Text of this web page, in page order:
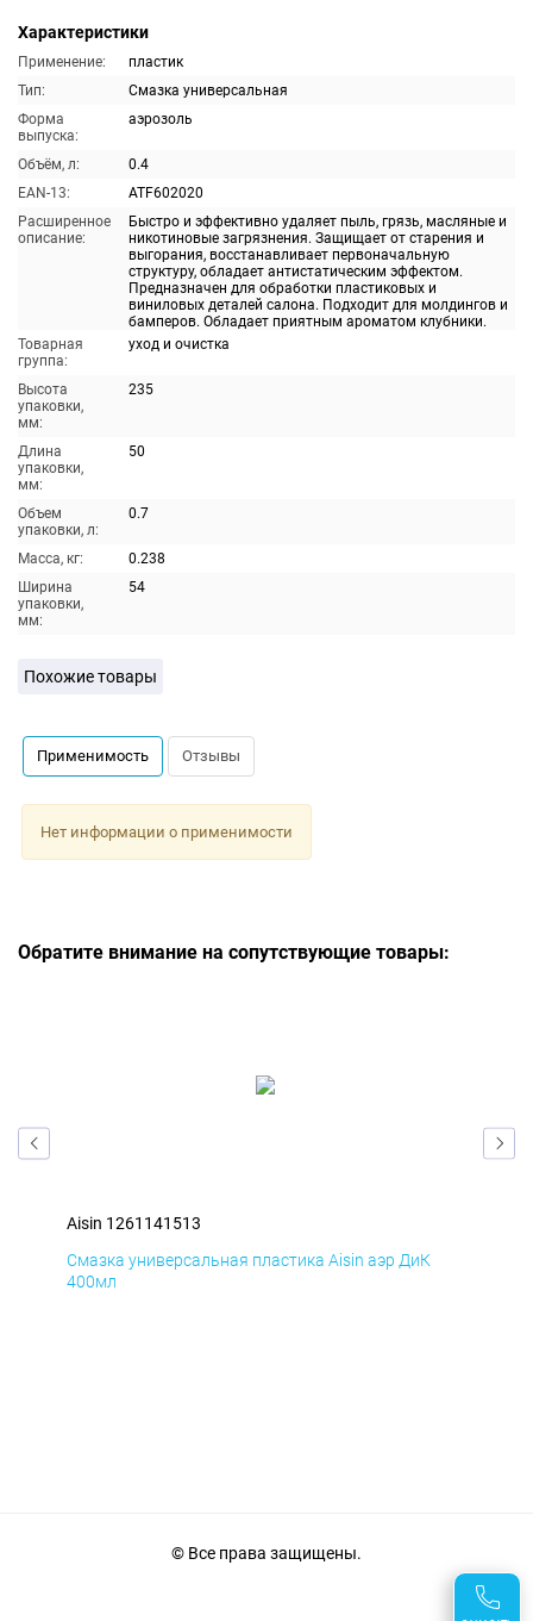
Характеристики
Применение:
пластик
Тип:
Смазка универсальная
Форма
выпуска:
аэрозоль
Объём, л:
0.4
EAN-13:
ATF602020
Расширенное
описание:
Быстро и эффективно удаляет пыль, грязь, масляные и
никотиновые загрязнения. Защищает от старения и
выгорания, восстанавливает первоначальную
структуру, обладает антистатическим эффектом.
Предназначен для обработки пластиковых и
виниловых деталей салона. Подходит для молдингов и
бамперов. Обладает приятным ароматом клубники.
Товарная
группа:
уход и очистка
Высота
упаковки,
мм:
235
Длина
упаковки,
мм:
50
Объем
упаковки, л:
0.7
Масса, кг:
0.238
Ширина
упаковки,
мм:
54
Похожие товары
Применимость Отзывы
Нет информации о применимости
Обратите внимание на сопутствующие товары:
Aisin 1261141513
Смазка универсальная пластика Aisin аэр ДиК
400мл
© Все права защищены.